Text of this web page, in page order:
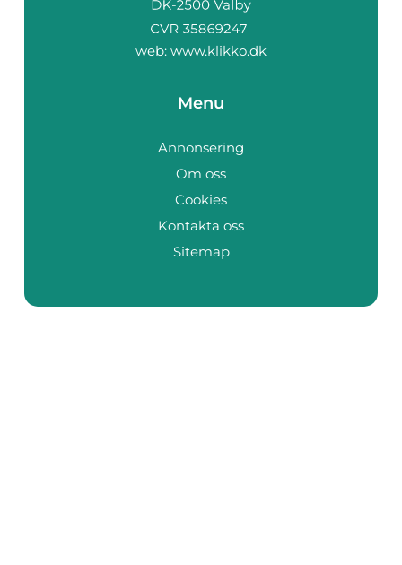
web: www.klikko.dk
Menu
Annonsering
Om oss
Cookies
Kontakta oss
Sitemap